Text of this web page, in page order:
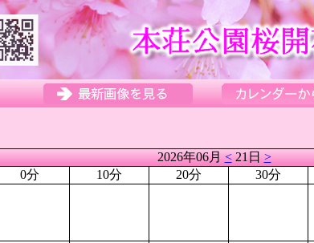
2026年06月<21日>
0分
10分 20分 30分